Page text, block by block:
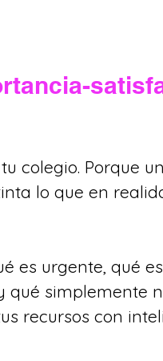
colegio. Porque
lo que en
es urgente, qué
qué simplemente
recursos con